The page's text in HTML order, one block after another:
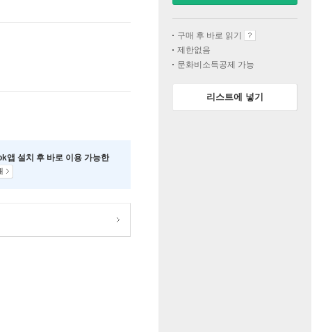
앱 설치 후 바로 이용 가능한
구매 후 바로 읽기
제한없음
문화비소득공제 가능
리스트에 넣기